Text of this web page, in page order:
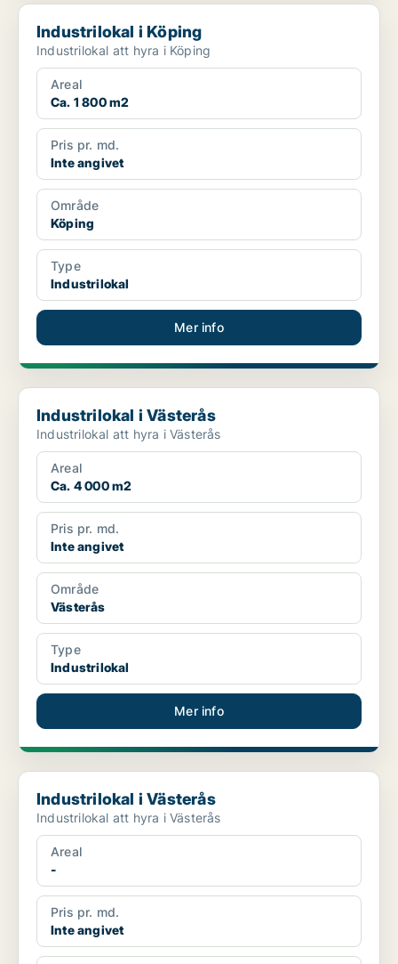
Industrilokal i Köping
Industrilokal i Köping
Industrilokal att hyra i Köping
Areal
Ca. 1 800 m2
Pris pr. md.
Inte angivet
Område
Köping
Type
Industrilokal
Mer info
Industrilokal i Västerås
Industrilokal i Västerås
Industrilokal att hyra i Västerås
Areal
Ca. 4 000 m2
Pris pr. md.
Inte angivet
Område
Västerås
Type
Industrilokal
Mer info
Industrilokal i Västerås
Industrilokal i Västerås
Industrilokal att hyra i Västerås
Areal
-
Pris pr. md.
Inte angivet